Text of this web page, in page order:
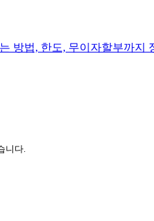
방법, 한도, 무이자할부까지
니다.